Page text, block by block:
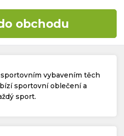
obchodu
vybavením těch
sportovní oblečení a
sport.